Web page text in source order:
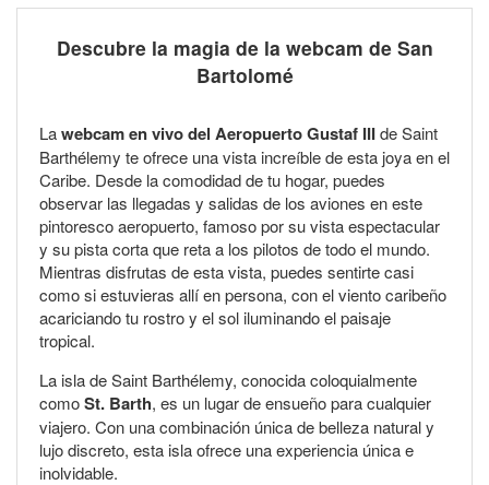
Descubre la magia de la webcam de San
Bartolomé
Lawebcam en vivo del Aeropuerto Gustaf IIIde Saint
Barthélemy te ofrece una vista increíble de esta joya en el
Caribe. Desde la comodidad de tu hogar, puedes
observar las llegadas y salidas de los aviones en este
pintoresco aeropuerto, famoso por su vista espectacular
y su pista corta que reta a los pilotos de todo el mundo.
Mientras disfrutas de esta vista, puedes sentirte casi
como si estuvieras allí en persona, con el viento caribeño
acariciando tu rostro y el sol iluminando el paisaje
tropical.
La isla de Saint Barthélemy, conocida coloquialmente
comoSt. Barth, es un lugar de ensueño para cualquier
viajero. Con una combinación única de belleza natural y
lujo discreto, esta isla ofrece una experiencia única e
inolvidable.